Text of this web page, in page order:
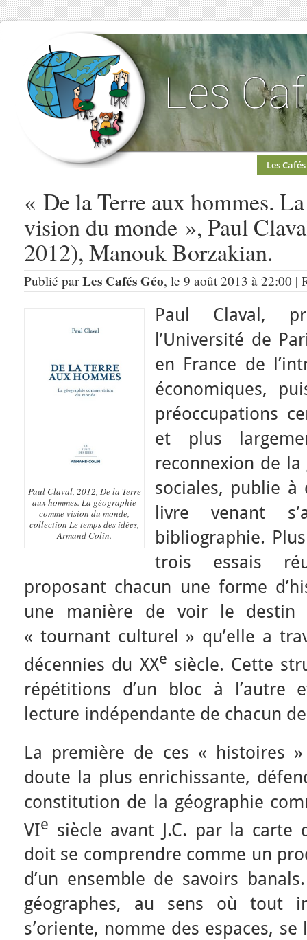
Les Cafés
« De la Terre aux hommes.
vision du monde », Paul
2012), Manouk Borzakian.
Publié parLes Cafés Géo, le 9 août 2013 à 22:00 |
Paul Claval, 2012, De la Terre
aux hommes. La géographie
comme vision du monde,
collection Le temps des idées,
Armand Colin.
Paul Claval,
l’Université de
en France de
économiques,
préoccupations
et plus
reconnexion de la
sociales, publie à
livre venant
bibliographie.
trois essais
proposant chacun une forme
une manière de voir le
« tournant culturel » qu’elle a
décennies du XXe siècle. Cette
répétitions d’un bloc à l’autre
lecture indépendante de chacun
La première de ces « histoires
doute la plus enrichissante,
constitution de la géographie
VIe siècle avant J.C. par la carte
doit se comprendre comme un
d’un ensemble de savoirs
géographes, au sens où tout
s’oriente, nomme des espaces,